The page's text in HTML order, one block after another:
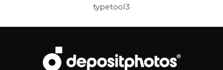
typetool3